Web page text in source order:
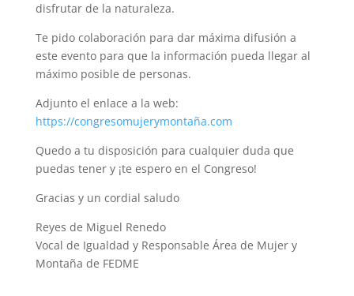
disfrutar de la naturaleza.
Te pido colaboración para dar máxima difusión a
este evento para que la información pueda llegar al
máximo posible de personas.
Adjunto el enlace a la web:
https://congresomujerymontaña.com
Quedo a tu disposición para cualquier duda que
puedas tener y ¡te espero en el Congreso!
Gracias y un cordial saludo
Reyes de Miguel Renedo
Vocal de Igualdad y Responsable Área de Mujer y
Montaña de FEDME